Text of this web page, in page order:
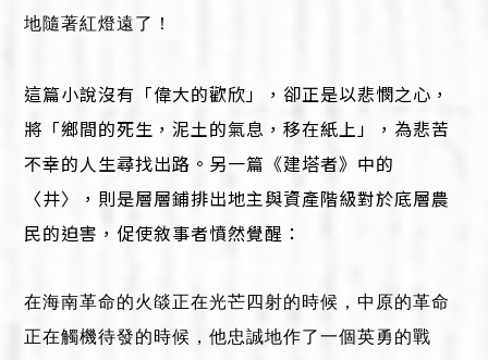
地隨著紅燈遠了！
這篇小說沒有「偉大的歡欣」，卻正是以悲憫之心，
將「鄉間的死生，泥土的氣息，移在紙上」，為悲苦
不幸的人生尋找出路。另一篇《建塔者》中的
〈井〉，則是層層鋪排出地主與資產階級對於底層農
民的迫害，促使敘事者憤然覺醒：
在海南革命的火燄正在光芒四射的時候，中原的革命
正在觸機待發的時候，他忠誠地作了一個英勇的戰